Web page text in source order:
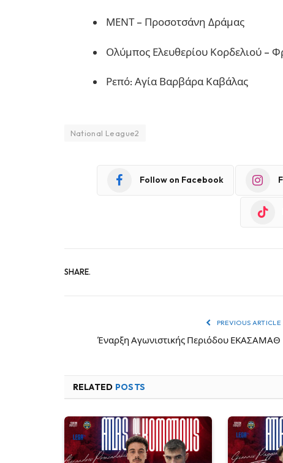
ΜΕΝΤ – Προσοτσάνη Δράμας
Ολύμπος Ελευθερίου Κορδελιού –
Ρεπό: Αγία Βαρβάρα Καβάλας
National League2
Follow on Facebook
SHARE.
PREVIOUS ARTICLE
Έναρξη Αγωνιστικής Περιόδου ΕΚΑΣΑΜΑΘ
RELATED POSTS